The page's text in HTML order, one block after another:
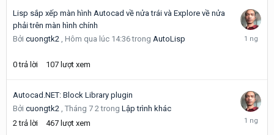
15:38
Lisp sắp xếp màn hình Autocad về nửa trái và Explore về nửa
phải trên màn hình chính
Bởi cuongtk2 , Hôm qua lúc 14:36trong AutoLisp
0 trả lời 107 lượt xem
Hôm
Autocad.NET: Block Library plugin
Bởi cuongtk2 , Tháng 7 2trong Lập trình khác
2 trả lời 467 lượt xem
Hôm